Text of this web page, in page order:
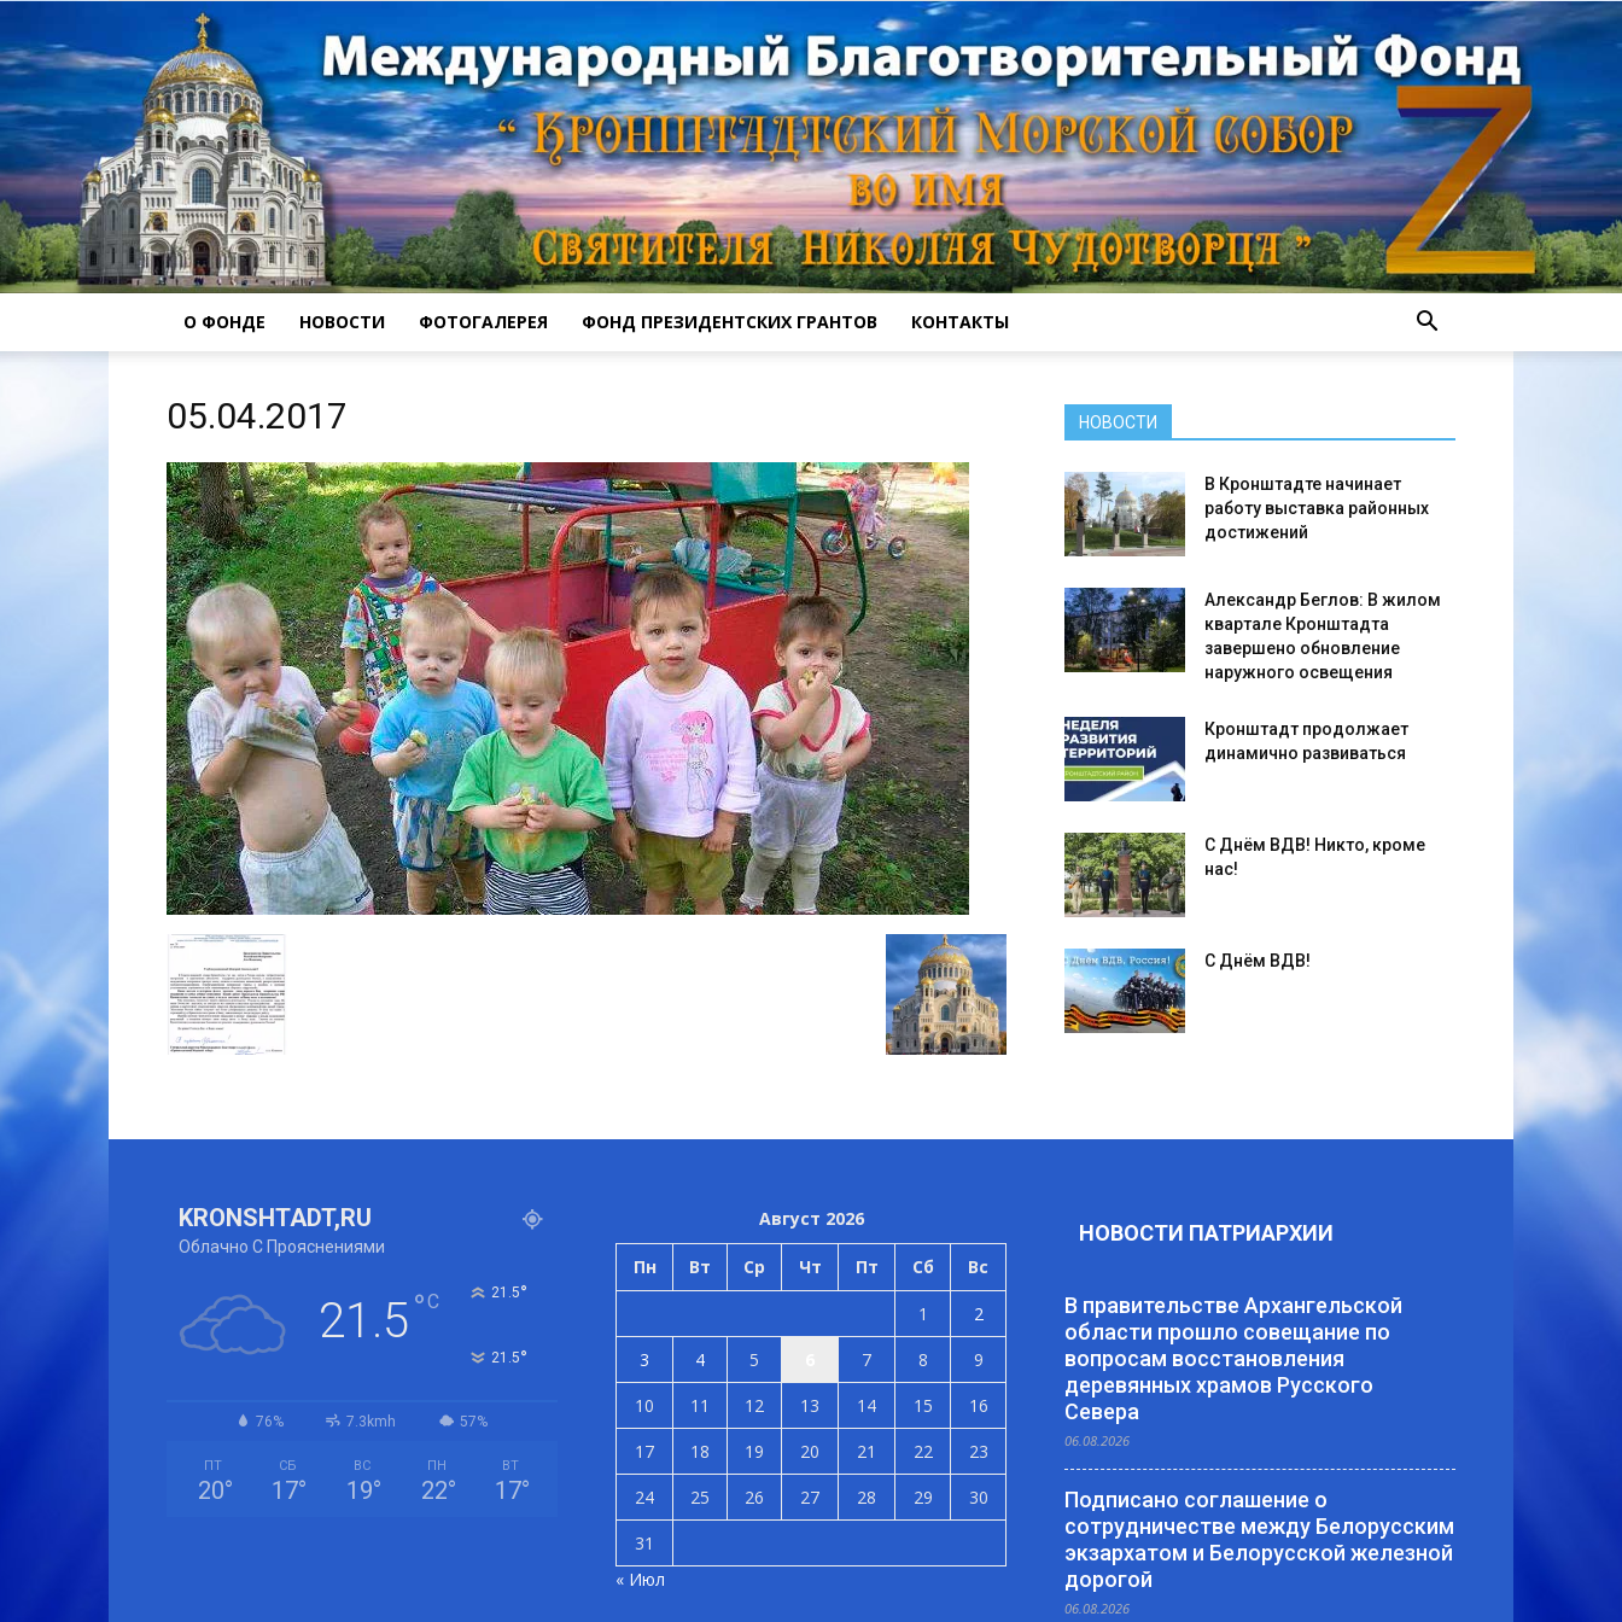
Морской
собор
О ФОНДЕ НОВОСТИ ФОТОГАЛЕРЕЯ ФОНД ПРЕЗИДЕНТСКИХ ГРАНТОВ КОНТАКТЫ
05.04.2017 НОВОСТИ
В Кронштадте начинает
работу выставка районных
достижений
Александр Беглов: В жилом
квартале Кронштадта
завершено обновление
наружного освещения
Кронштадт продолжает
динамично развиваться
С Днём ВДВ! Никто, кроме
нас!
С Днём ВДВ!
KRONSHTADT,RU
Облачно С Прояснениями
21.5°C 21.5°
21.5°
76% 7.3kmh 57%
ПТ
20°
СБ
17°
ВС
19°
ПН
22°
ВТ
17°
Август 2026
Пн Вт Ср Чт Пт Сб Вс
1
2
3
4 5 7 8
9
10
11 12 13 14 15
16
17
18 19 20 21 22
23
24
25 26 27 28 29
30
31
« Июл
НОВОСТИ ПАТРИАРХИИ
В правительстве Архангельской
области прошло совещание по
вопросам восстановления
деревянных храмов Русского
Севера
06.08.2026
Подписано соглашение о
сотрудничестве между Белорусским
экзархатом и Белорусской железной
дорогой
06.08.2026